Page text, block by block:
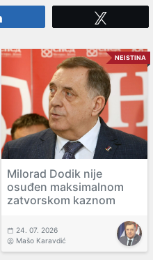
NEISTINA
Milorad Dodik nije
osuđen maksimalnom
zatvorskom kaznom
24. 07. 2026
Mašo Karavdić